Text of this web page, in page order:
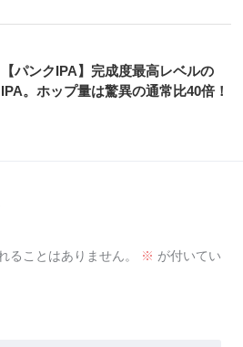
【パンクIPA】完成度最高レベルの
IPA。ホップ量は驚異の通常比40倍！
ることはありません。 ※ が付いてい